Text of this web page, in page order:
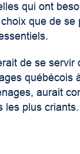
qui ont
que de se
de se servir
québécois
aurait
les plus criants.